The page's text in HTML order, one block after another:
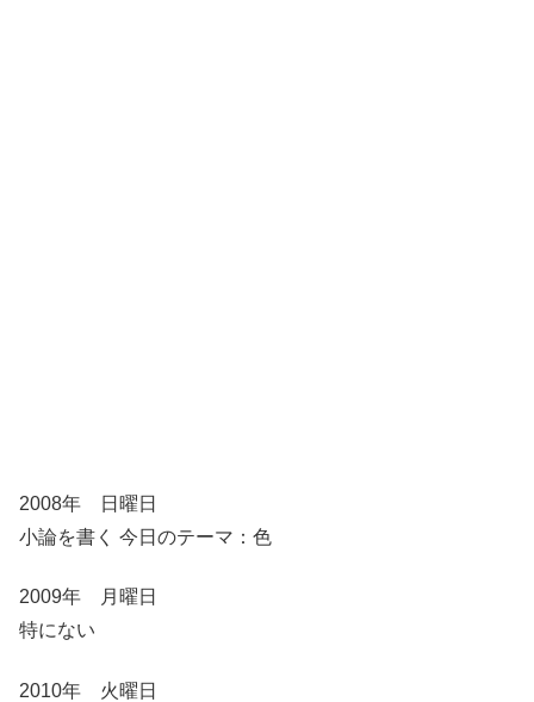
2008年 日曜日
小論を書く 今日のテーマ：色
2009年 月曜日
特にない
2010年 火曜日